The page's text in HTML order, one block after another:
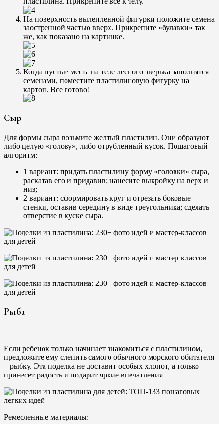
На поверхность вылепленной фигурки положите семена
заостренной частью вверх. Прикрепите «булавки» так
же, как показано на картинке.
Когда пустые места на теле лесного зверька заполнятся
семенами, поместите пластилиновую фигурку на
картон. Все готово!
Сыр
Для формы сыра возьмите желтый пластилин. Они образуют
либо целую «голову», либо отрубленный кусок. Пошаговый
алгоритм:
1 вариант: придать пластилину форму «головки» сыра,
раскатав его и придавив; нанесите выкройку на верх и
низ;
2 вариант: сформировать круг и отрезать боковые
стенки, оставив середину в виде треугольника; сделать
отверстие в куске сыра.
Рыба
Если ребенок только начинает знакомиться с пластилином,
предложите ему слепить самого обычного морского обитателя
– рыбку. Эта поделка не доставит особых хлопот, а только
принесет радость и подарит яркие впечатления.
Ремесленные материалы: